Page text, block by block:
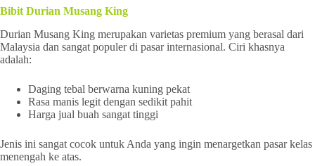
Bibit Durian Musang King
Durian Musang King merupakan varietas premium yang berasal dari
Malaysia dan sangat populer di pasar internasional. Ciri khasnya
adalah:
Daging tebal berwarna kuning pekat
Rasa manis legit dengan sedikit pahit
Harga jual buah sangat tinggi
Jenis ini sangat cocok untuk Anda yang ingin menargetkan pasar kelas
menengah ke atas.